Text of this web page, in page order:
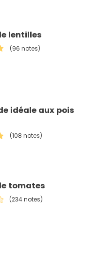
lentilles
(96 notes)
idéale aux pois
(108 notes)
tomates
(234 notes)